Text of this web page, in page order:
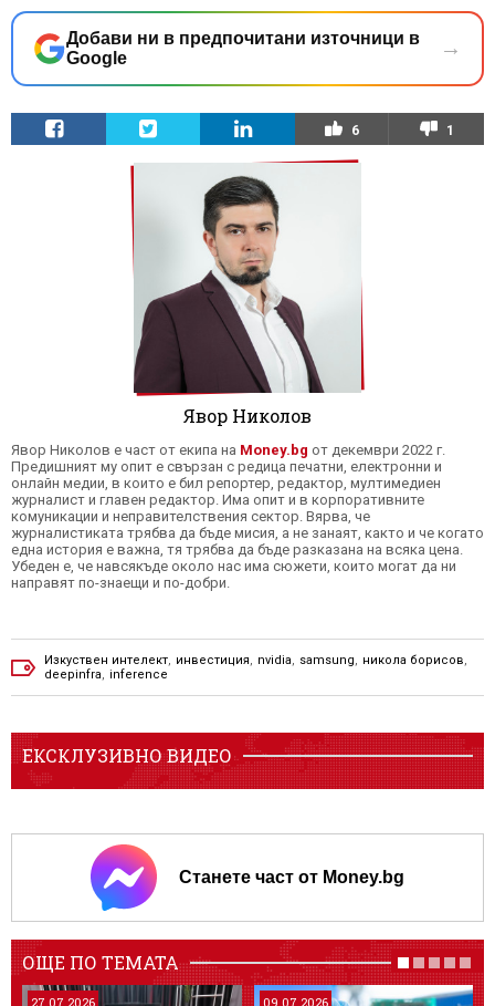
Добави ни в предпочитани източници в
Google
→
6 1
Явор Николов
Явор Николов е част от екипа на Money.bg от декември 2022 г.
Предишният му опит е свързан с редица печатни, електронни и
онлайн медии, в които е бил репортер, редактор, мултимедиен
журналист и главен редактор. Има опит и в корпоративните
комуникации и неправителствения сектор. Вярва, че
журналистиката трябва да бъде мисия, а не занаят, както и че когато
една история е важна, тя трябва да бъде разказана на всяка цена.
Убеден е, че навсякъде около нас има сюжети, които могат да ни
направят по-знаещи и по-добри.
Изкуствен интелект, инвестиция, nvidia, samsung, никола борисов,
deepinfra, inference
ЕКСКЛУЗИВНО ВИДЕО
Станете част от Money.bg
ОЩЕ ПО ТЕМАТА
27.07.2026 09.07.2026